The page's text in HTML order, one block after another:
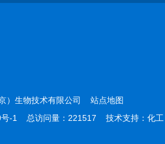
）生物技术有限公司 站点地图
-1 总访问量：221517 技术支持： 化工